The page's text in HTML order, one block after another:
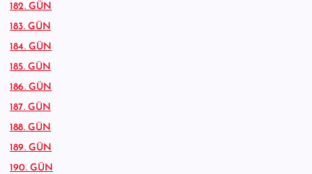
182. GÜN
183. GÜN
184. GÜN
185. GÜN
186. GÜN
187. GÜN
188. GÜN
189. GÜN
190. GÜN